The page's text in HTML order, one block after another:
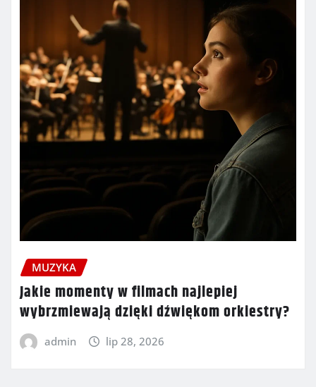
MUZYKA
Jakie momenty w filmach najlepiej
wybrzmiewają dzięki dźwiękom orkiestry?
admin lip 28, 2026